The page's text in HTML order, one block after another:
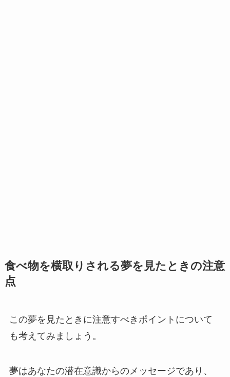
食べ物を横取りされる夢を見たときの注意
点
この夢を見たときに注意すべきポイントについて
も考えてみましょう。
夢はあなたの潜在意識からのメッセージであり、